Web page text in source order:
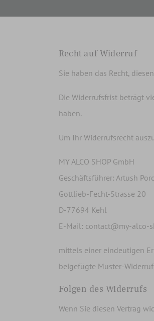
Recht auf Widerruf
Sie haben das Recht,
Die Widerrufsfrist beträgt
haben.
Um Ihr Widerrufsrecht
MY ALCO SHOP GmbH
Geschäftsführer: Artush
Gottlieb-Fecht-Strasse 20
D-77694 Kehl
E-Mail: contact@my-alco-
mittels einer eindeutigen
beigefügte Muster-
Folgen des Widerrufs
Wenn Sie diesen Vertrag